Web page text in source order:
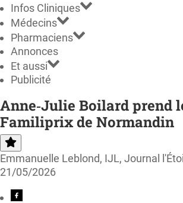
Infos Cliniques
Médecins
Pharmaciens
Annonces
Et aussi
Publicité
Anne‑Julie Boilard prend
Familiprix de Normandin
Emmanuelle Leblond, IJL, Journal
21/05/2026